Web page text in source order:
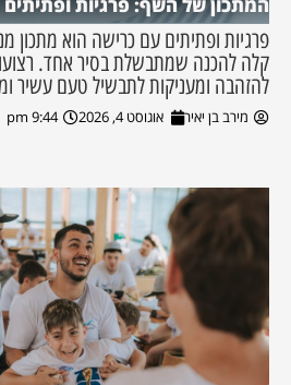
המתכון של השף: פרגיות
פרגיות ופתיתים עם כרישה הוא
קלה להכנה שמתבשלת בסיר אחד.
להזהבה ומעניקות לתבשיל טעם עשיר
מירב בן יאיר אוגוסט 4, 2026 9:44 pm